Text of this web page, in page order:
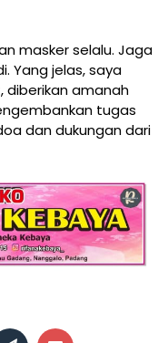
masker selalu. Jaga
Yang jelas, saya
amanah
tugas
dan dukungan dari